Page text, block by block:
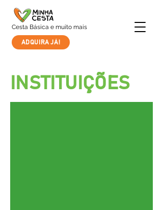
Cesta Básica e muito mais
ADQUIRA JÁ!
INSTITUIÇÕES